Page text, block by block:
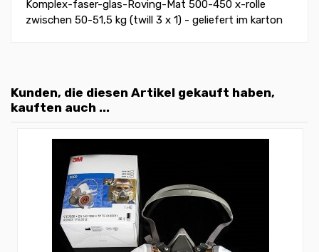
Komplex-faser-glas-Roving-Mat 500-450 x-rolle
zwischen 50-51,5 kg (twill 3 x 1) - geliefert im karton
Kunden, die diesen Artikel gekauft haben,
kauften auch ...